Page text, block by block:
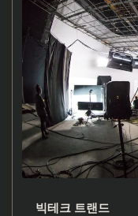
빅테크 트랜드